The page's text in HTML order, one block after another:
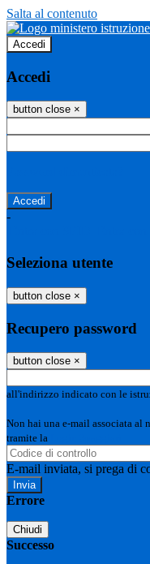
Salta al contenuto
Accedi
Accedi
button close ×
-
Seleziona utente
button close ×
Recupero password
button close ×
all'indirizzo indicato con le
Non hai una e-mail associata al
tramite la
E-mail inviata, si prega di
Errore
Chiudi
Successo